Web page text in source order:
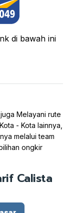
di bawah ini
Melayani rute
- Kota lainnya,
melalui team
ongkir
Calista